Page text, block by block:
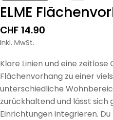
ELME
Regulärer
Preis
CHF 14.90
Inkl. MwSt.
Klare Linien und eine
Flächenvorhang zu einer
unterschiedliche
zurückhaltend und lässt sich
Einrichtungen integrieren.